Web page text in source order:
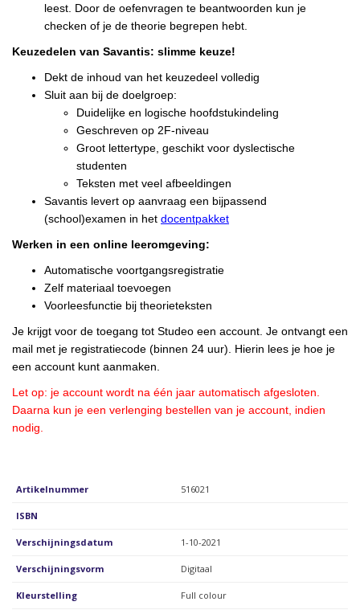
leest. Door de oefenvragen te beantwoorden kun je
checken of je de theorie begrepen hebt.
Keuzedelen van Savantis: slimme keuze!
Dekt de inhoud van het keuzedeel volledig
Sluit aan bij de doelgroep:
Duidelijke en logische hoofdstukindeling
Geschreven op 2F-niveau
Groot lettertype, geschikt voor dyslectische
studenten
Teksten met veel afbeeldingen
Savantis levert op aanvraag een bijpassend
(school)examen in het docentpakket
Werken in een online leeromgeving:
Automatische voortgangsregistratie
Zelf materiaal toevoegen
Voorleesfunctie bij theorieteksten
Je krijgt voor de toegang tot Studeo een account. Je ontvangt een
mail met je registratiecode (binnen 24 uur). Hierin lees je hoe je
een account kunt aanmaken.
Let op: je account wordt na één jaar automatisch afgesloten.
Daarna kun je een verlenging bestellen van je account, indien
nodig.
Artikelnummer 516021
ISBN
Verschijningsdatum 1-10-2021
Verschijningsvorm Digitaal
Kleurstelling Full colour